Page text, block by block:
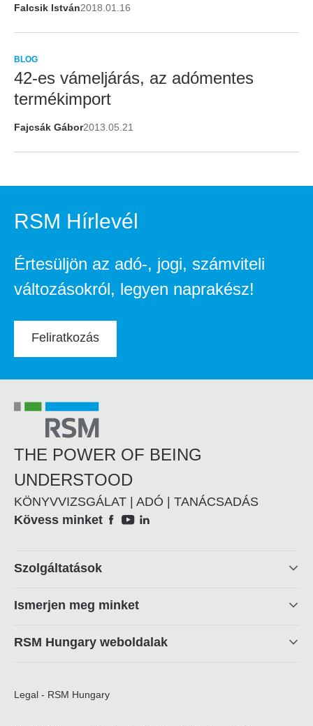
Falcsik István2018.01.16
BLOG
42-es vámeljárás, az adómentes
termékimport
Fajcsák Gábor2013.05.21
RSM Hírlevél
Értesüljön az adó-, jogi, számviteli
változásokról, legyen naprakész!
Feliratkozás
THE POWER OF BEING
UNDERSTOOD
KÖNYVVIZSGÁLAT | ADÓ | TANÁCSADÁS
Social
Kövess minket
Footer
Szolgáltatások
Ismerjen meg minket
RSM Hungary weboldalak
Legal - RSM Hungary